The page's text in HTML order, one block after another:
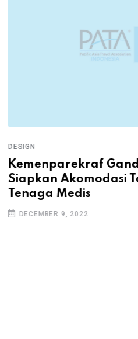
DESIGN
Kemenparekraf
Siapkan Akomodasi
Tenaga Medis
DECEMBER 9, 2022